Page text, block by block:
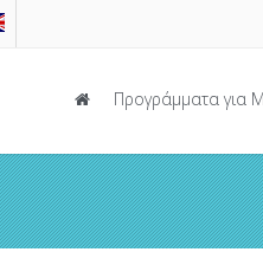
Προγράμματα για